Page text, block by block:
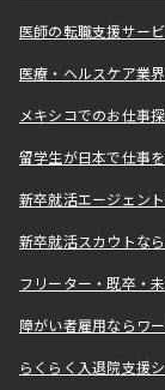
医師の転職支援サー
医療・ヘルスケア業
メキシコでのお仕事
留学生が日本で仕事
新卒就活エージェン
新卒就活スカウトな
フリーター・既卒・
障がい者雇用ならワ
らくらく入退院支援